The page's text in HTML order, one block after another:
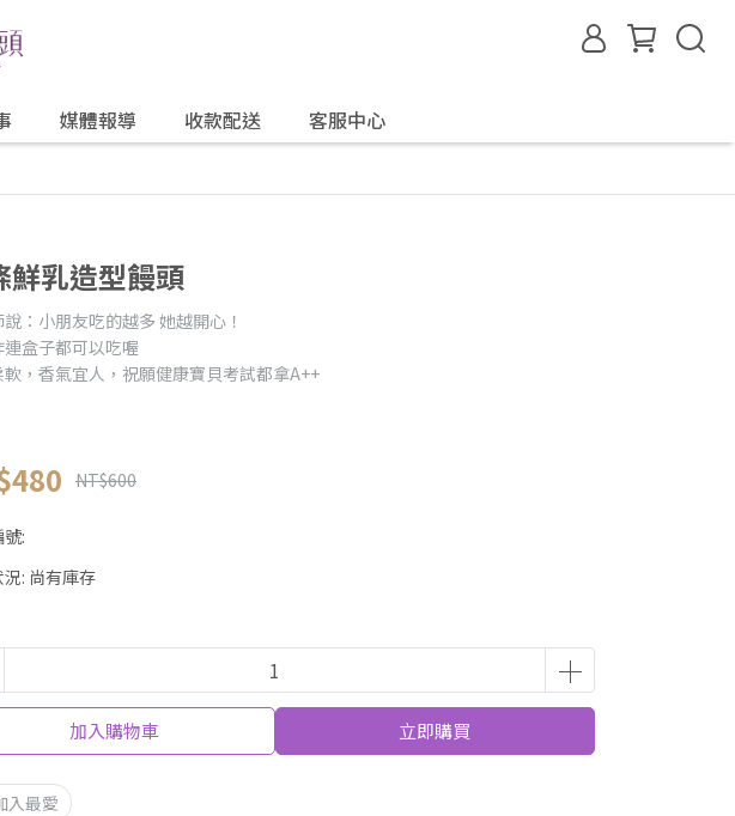
媒體報導 收款配送 客服中心
鮮乳造型饅頭
：小朋友吃的越多 她越開心！
連盒子都可以吃喔
軟，香氣宜人，祝願健康寶貝考試都拿A++
NT$600
:
: 尚有庫存
加入購物車 立即購買
入最愛